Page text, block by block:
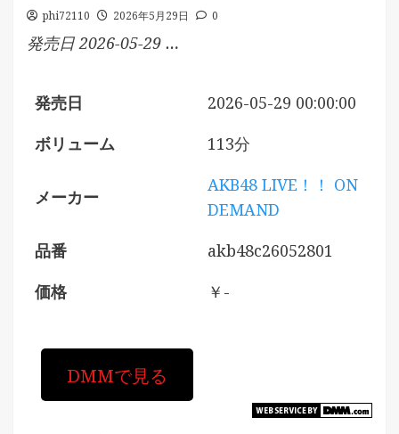
phi72110 2026年5月29日 0
発売日 2026-05-29 …
発売日
2026-05-29 00:00:00
ボリューム
113分
メーカー
AKB48 LIVE！！ ON
DEMAND
品番
akb48c26052801
価格
￥-
DMMで見る